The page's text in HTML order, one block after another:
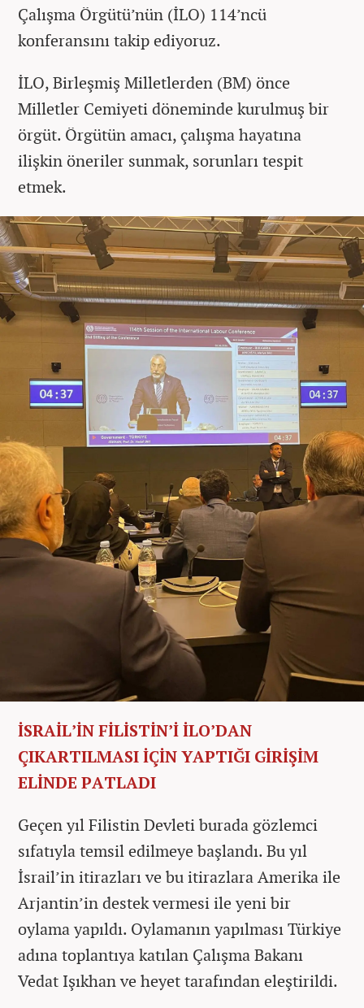
Çalışma Örgütü’nün (İLO) 114’ncü
konferansını takip ediyoruz.
İLO, Birleşmiş Milletlerden (BM) önce
Milletler Cemiyeti döneminde kurulmuş bir
örgüt. Örgütün amacı, çalışma hayatına
ilişkin öneriler sunmak, sorunları tespit
etmek.
İSRAİL’İN FİLİSTİN’İ İLO’DAN
ÇIKARTILMASI İÇİN YAPTIĞI GİRİŞİM
ELİNDE PATLADI
Geçen yıl Filistin Devleti burada gözlemci
sıfatıyla temsil edilmeye başlandı. Bu yıl
İsrail’in itirazları ve bu itirazlara Amerika ile
Arjantin’in destek vermesi ile yeni bir
oylama yapıldı. Oylamanın yapılması Türkiye
adına toplantıya katılan Çalışma Bakanı
Vedat Işıkhan ve heyet tarafından eleştirildi.